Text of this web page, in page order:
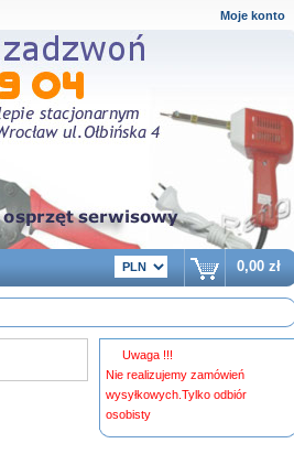
Moje konto
0,00 zł
Uwaga !!!
Nie realizujemy zamówień
wysyłkowych.Tylko odbiór
osobisty